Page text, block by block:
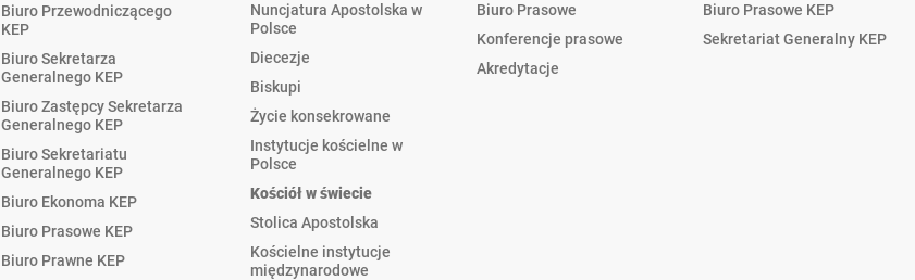
Biuro Przewodniczącego
KEP
Biuro Sekretarza
Generalnego KEP
Biuro Zastępcy Sekretarza
Generalnego KEP
Biuro Sekretariatu
Generalnego KEP
Biuro Ekonoma KEP
Biuro Prasowe KEP
Biuro Prawne KEP
Nuncjatura Apostolska w
Polsce
Diecezje
Biskupi
Życie konsekrowane
Instytucje kościelne w
Polsce
Kościół w świecie
Stolica Apostolska
Kościelne instytucje
międzynarodowe
Biuro Prasowe
Konferencje prasowe
Akredytacje
Biuro Prasowe KEP
Sekretariat Generalny KEP